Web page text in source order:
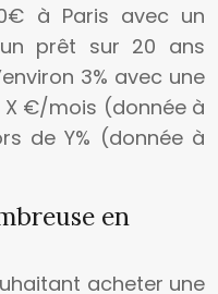
à Paris avec un
prêt sur 20 ans
3% avec une
€/mois (donnée à
de Y% (donnée à
en
acheter une